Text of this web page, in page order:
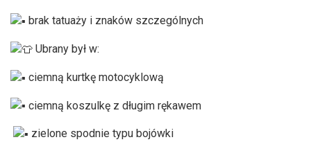
brak tatuaży i znaków szczególnych
Ubrany był w:
ciemną kurtkę motocyklową
ciemną koszulkę z długim rękawem
zielone spodnie typu bojówki